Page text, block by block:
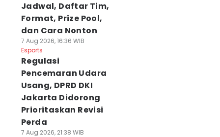
Jadwal, Daftar Tim,
Format, Prize Pool,
dan Cara Nonton
7 Aug 2026, 16:36 WIB
Esports
Regulasi
Pencemaran Udara
Usang, DPRD DKI
Jakarta Didorong
Prioritaskan Revisi
Perda
7 Aug 2026, 21:38 WIB